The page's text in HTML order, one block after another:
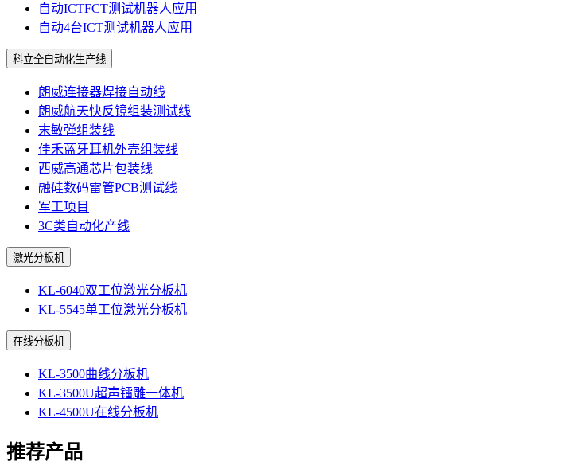
自动ICTFCT测试机器人应用
自动4台ICT测试机器人应用
科立全自动化生产线
朗威连接器焊接自动线
朗威航天快反镜组装测试线
末敏弹组装线
佳禾蓝牙耳机外壳组装线
西威高通芯片包装线
融硅数码雷管PCB测试线
军工项目
3C类自动化产线
激光分板机
KL-6040双工位激光分板机
KL-5545单工位激光分板机
在线分板机
KL-3500曲线分板机
KL-3500U超声镭雕一体机
KL-4500U在线分板机
推荐产品